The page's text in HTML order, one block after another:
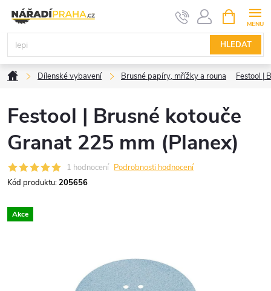
obsah
HLEDAT
NÁKUPNÍ
KOŠÍK
DomůDílenské vybavení Brusné papíry, mřížky a rouna Festool |
Festool | Brusné kotouče
Granat 225 mm (Planex)
1 hodnocení Podrobnosti hodnocení
Kód produktu:205656
Akce